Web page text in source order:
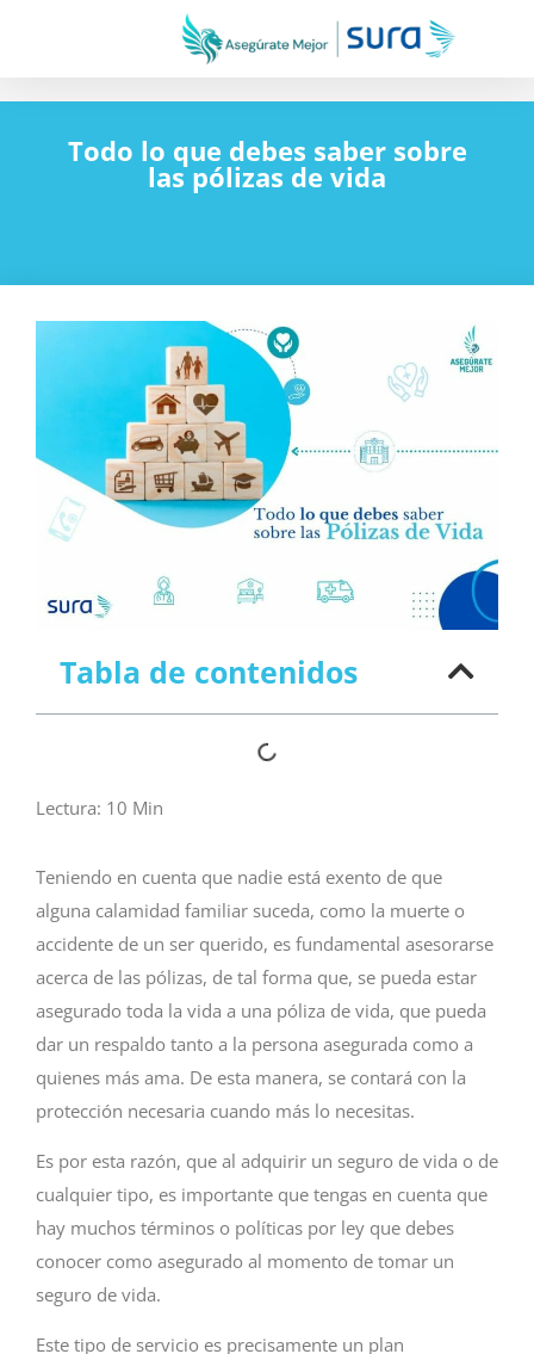
Todo lo que debes saber sobre
las pólizas de vida
Tabla de contenidos
Lectura: 10 Min
Teniendo en cuenta que nadie está exento de que
alguna calamidad familiar suceda, como la muerte o
accidente de un ser querido, es fundamental asesorarse
acerca de las pólizas, de tal forma que, se pueda estar
asegurado toda la vida a una póliza de vida, que pueda
dar un respaldo tanto a la persona asegurada como a
quienes más ama. De esta manera, se contará con la
protección necesaria cuando más lo necesitas.
Es por esta razón, que al adquirir un seguro de vida o de
cualquier tipo, es importante que tengas en cuenta que
hay muchos términos o políticas por ley que debes
conocer como asegurado al momento de tomar un
seguro de vida.
Este tipo de servicio es precisamente un plan